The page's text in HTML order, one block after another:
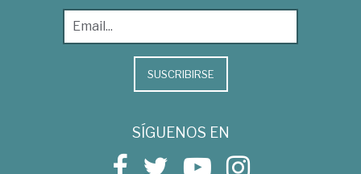
SUSCRIBIRSE
SÍGUENOS EN